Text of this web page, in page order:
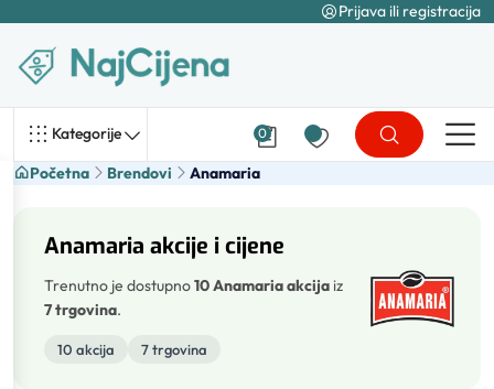
Prijava ili registracija
Kategorije 0
Početna Brendovi Anamaria
Anamaria akcije i cijene
Trenutno je dostupno10 Anamaria akcija iz
7 trgovina.
10 akcija 7 trgovina